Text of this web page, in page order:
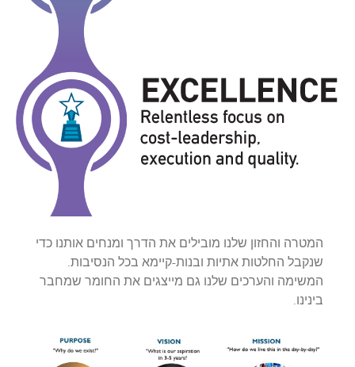
המטרה והחזון שלנו מובילים את הדרך ומנחים אותנו כדי
שנקבל החלטות אתיות ובנות-קיימא בכל הנסיבות.
המשימה והערכים שלנו גם מייצגים את החומר שמחבר
בינינו.